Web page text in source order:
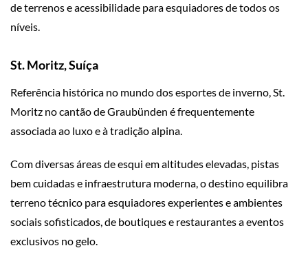
de terrenos e acessibilidade para esquiadores de todos os
níveis.
St. Moritz, Suíça
Referência histórica no mundo dos esportes de inverno, St.
Moritz no cantão de Graubünden é frequentemente
associada ao luxo e à tradição alpina.
Com diversas áreas de esqui em altitudes elevadas, pistas
bem cuidadas e infraestrutura moderna, o destino equilibra
terreno técnico para esquiadores experientes e ambientes
sociais sofisticados, de boutiques e restaurantes a eventos
exclusivos no gelo.